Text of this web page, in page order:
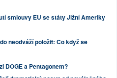
smlouvy EU se státy Jižní Ameriky
neodváží položit: Co když se
DOGE a Pentagonem?